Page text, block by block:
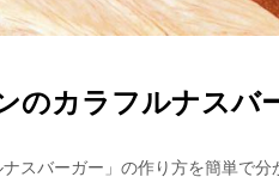
のカラフルナスバ
スバーガー 」の作り方を簡単で